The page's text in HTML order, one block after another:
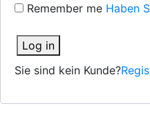
Remember me Haben
Log in
Sie sind kein Kunde?